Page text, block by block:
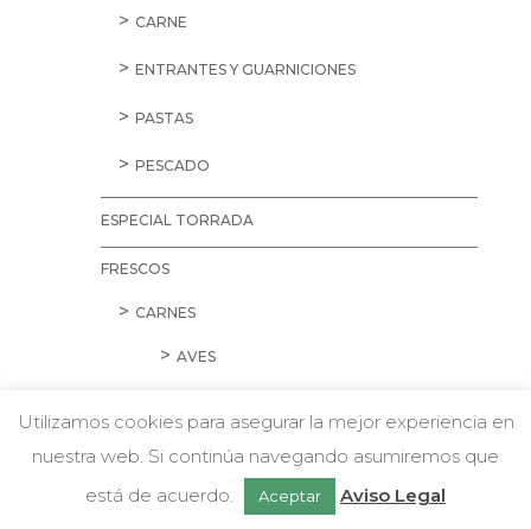
CARNE
ENTRANTES Y GUARNICIONES
PASTAS
PESCADO
ESPECIAL TORRADA
FRESCOS
CARNES
AVES
CERDO
CORDERO Y CONEJO
w Chatea con nosotros
Utilizamos cookies para asegurar la mejor experiencia en
nuestra web. Si continúa navegando asumiremos que
está de acuerdo.
Aceptar Aviso Legal